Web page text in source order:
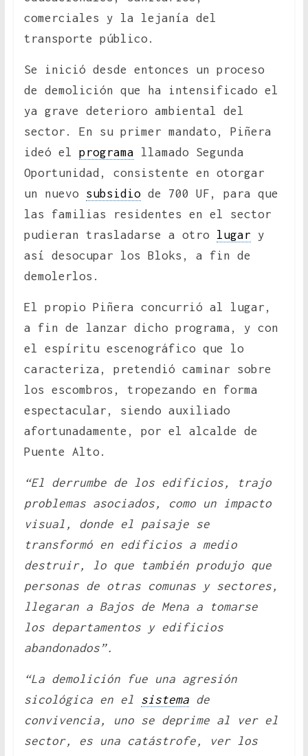
comerciales y la lejanía del
transporte público.
Se inició desde entonces un proceso
de demolición que ha intensificado el
ya grave deterioro ambiental del
sector. En su primer mandato, Piñera
ideó el programa llamado Segunda
Oportunidad, consistente en otorgar
un nuevo subsidiode 700 UF, para que
las familias residentes en el sector
pudieran trasladarse a otro lugar y
así desocupar los Bloks, a fin de
demolerlos.
El propio Piñera concurrió al lugar,
a fin de lanzar dicho programa, y con
el espíritu escenográfico que lo
caracteriza, pretendió caminar sobre
los escombros, tropezando en forma
espectacular, siendo auxiliado
afortunadamente, por el alcalde de
Puente Alto.
“El derrumbe de los edificios, trajo
problemas asociados, como un impacto
visual, donde el paisaje se
transformó en edificios a medio
destruir, lo que también produjo que
personas de otras comunas y sectores,
llegaran a Bajos de Mena a tomarse
los departamentos y edificios
abandonados”.
“La demolición fue una agresión
sicológica en el sistemade
convivencia, uno se deprime al ver el
sector, es una catástrofe, ver los